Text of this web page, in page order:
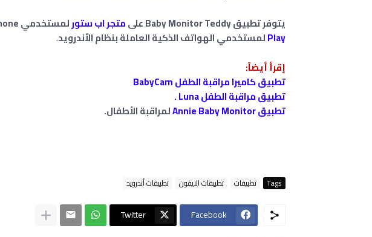
يتوفر تطبيق Baby Monitor Teddy على
متجر اب ستورلمستخدمي iPhone ، وعبر
Playلمستخدمي الهواتف الذكية العاملة بنظام الأندرويد.
إقرأ أيضاً:
تطبيق كاميرا مراقبة الطفل BabyCam
تطبيق مراقبة الطفل Luna .
تطبيق Annie Baby Monitor
لمراقبة الأطفال.
Tags تطبيقات تطبيقات الايفون تطبيقات أندرويد
Facebook
Twitter